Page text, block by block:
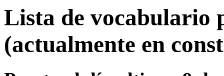
Lista de vocabulario
(actualmente en